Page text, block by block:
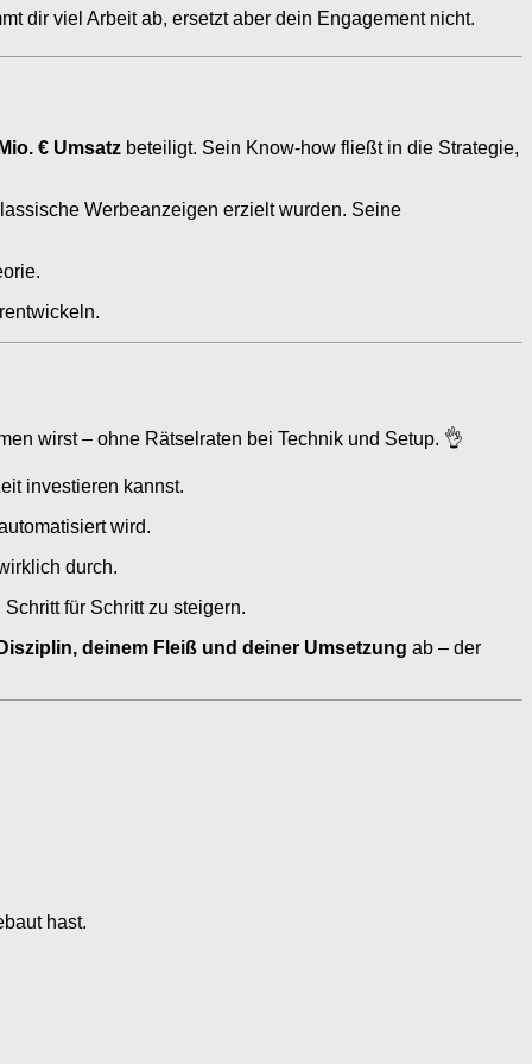
dir viel Arbeit ab, ersetzt aber dein Engagement nicht.
€ Umsatz beteiligt. Sein Know-how fließt in die Strategie,
Werbeanzeigen erzielt wurden. Seine
wirst – ohne Rätselraten bei Technik und Setup. 👌
investieren kannst.
wird.
durch.
für Schritt zu steigern.
deinem Fleiß und deiner Umsetzung ab – der
hast.